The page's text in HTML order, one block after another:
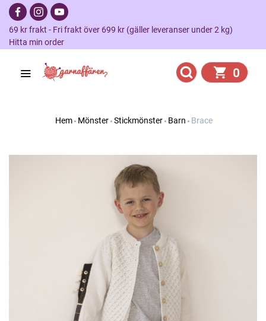
69 kr frakt - Fri frakt över 699 kr (gäller leveranser under 2 kg)
Hitta min order
0
Hem Mönster Stickmönster Barn Brace